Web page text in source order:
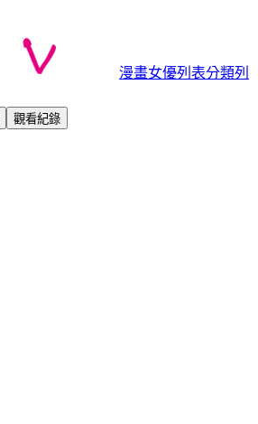
漫畫女優列表分類列
觀看紀錄